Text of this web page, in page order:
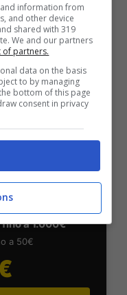
100% fino a 50€ in
2000€ in Bonus
a 1.000€
a 50€
information from
and other device
shared with 319
We and our partners
of partners.
data on the basis
to by managing
bottom of this page
consent in privacy